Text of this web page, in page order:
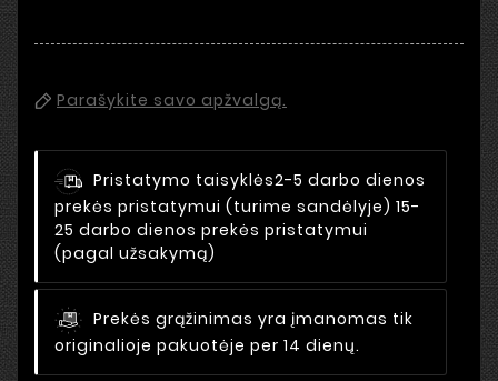
Parašykite savo apžvalgą.
Pristatymo taisyklės2-5 darbo dienos
prekės pristatymui (turime sandėlyje) 15-
25 darbo dienos prekės pristatymui
(pagal užsakymą)
Prekės grąžinimas yra įmanomas tik
originalioje pakuotėje per 14 dienų.